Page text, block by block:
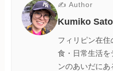
✍ Author
Kumiko Sato
フィリピン在住
食・日常生活
ンのあいだに